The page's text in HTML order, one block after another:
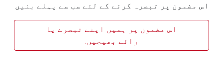
اس مضمون پر تبصرہ کرنے کے لئے سب سے پہلے بنیں
اس مضمون پر ہمیں اپنے تبصرے یا
رائے بھیجیں.